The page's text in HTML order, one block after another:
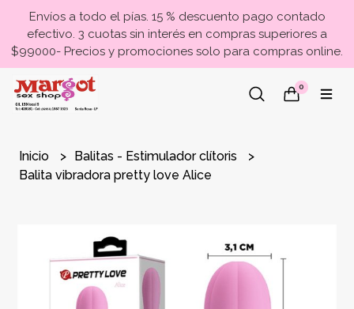
Envíos a todo el pías. 15 % descuento pago contado
efectivo. 3 cuotas sin interés en compras superiores a
$99000- Precios y promociones solo para compras online.
0
Inicio
Balitas - Estimulador clítoris
Balita vibradora pretty love Alice